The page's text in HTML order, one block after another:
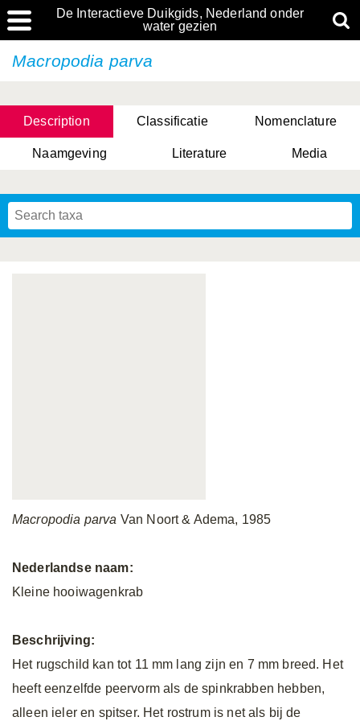
De Interactieve Duikgids, Nederland onder
water gezien
Macropodia parva
Description Classificatie Nomenclature
Naamgeving Literature Media
Macropodia parva Van Noort & Adema, 1985
Nederlandse naam:
Kleine hooiwagenkrab
Beschrijving:
Het rugschild kan tot 11 mm lang zijn en 7 mm breed. Het
heeft eenzelfde peervorm als de spinkrabben hebben,
alleen ieler en spitser. Het rostrum is net als bij de